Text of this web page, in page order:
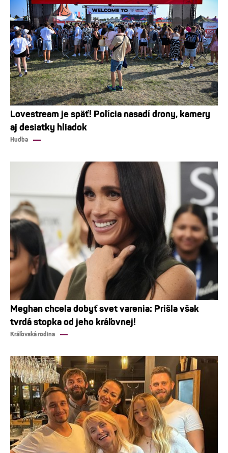
Lovestream je späť! Polícia nasadí drony, kamery
aj desiatky hliadok
Hudba
Meghan chcela dobyť svet varenia: Prišla však
tvrdá stopka od jeho kráľovnej!
Kráľovská rodina